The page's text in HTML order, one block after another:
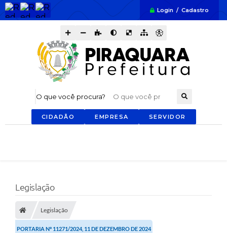
Login / Cadastro
O que você procura?
CIDADÃO EMPRESA SERVIDOR
Legislação
Legislação
PORTARIA Nº 11271/2024, 11 DE DEZEMBRO DE 2024